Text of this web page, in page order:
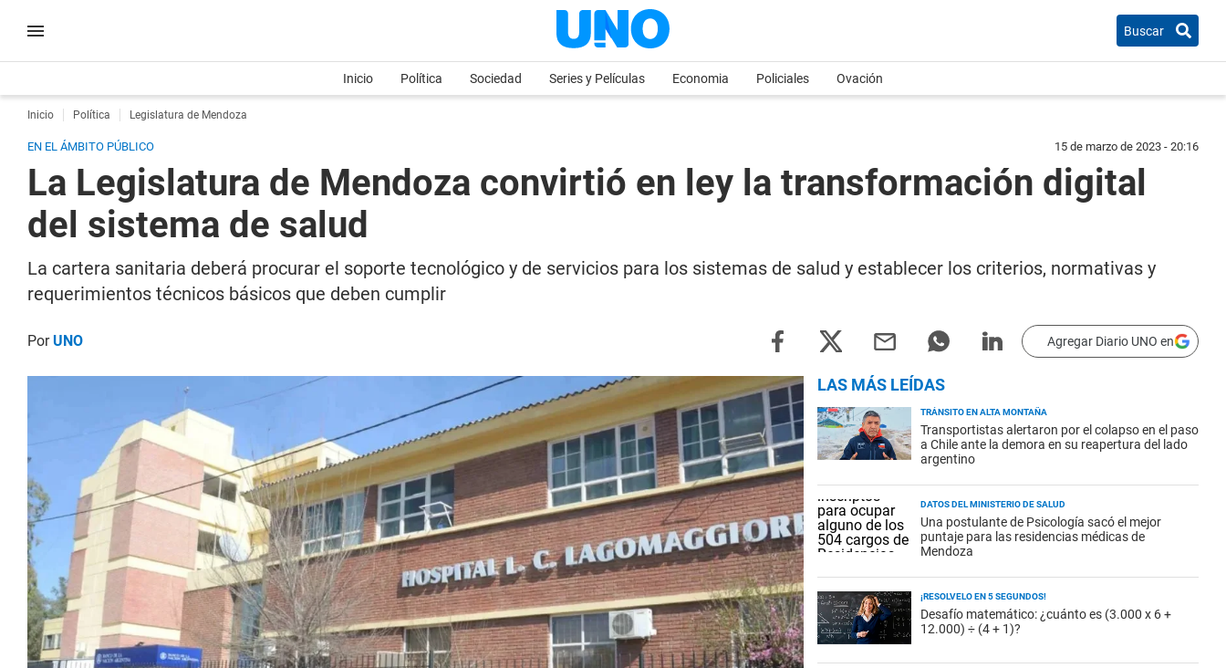
Buscar
Inicio Política Sociedad Series y Películas Economia Policiales Ovación
Inicio Política Legislatura de Mendoza
EN EL ÁMBITO PÚBLICO 15 de marzo de 2023 - 20:16
La Legislatura de Mendoza convirtió en ley la transformación digital
del sistema de salud
La cartera sanitaria deberá procurar el soporte tecnológico y de servicios para los sistemas de salud y establecer los criterios, normativas y
requerimientos técnicos básicos que deben cumplir
PorUNO Agregar Diario UNO en
LAS MÁS LEÍDAS
TRÁNSITO EN ALTA MONTAÑA
Transportistas alertaron por el colapso en el paso
a Chile ante la demora en su reapertura del lado
argentino
DATOS DEL MINISTERIO DE SALUD
Una postulante de Psicología sacó el mejor
puntaje para las residencias médicas de
Mendoza
¡RESOLVELO EN 5 SEGUNDOS!
Desafío matemático: ¿cuánto es (3.000 x 6 +
12.000) ÷ (4 + 1)?